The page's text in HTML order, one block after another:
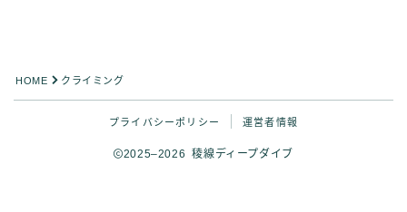
HOME クライミング
プライバシーポリシー 運営者情報
2025–2026 稜線ディープダイブ